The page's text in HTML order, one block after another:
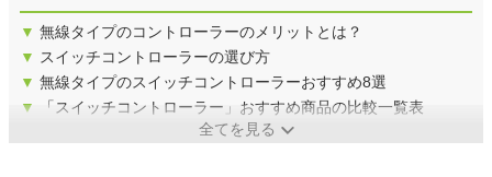
▼ 無線タイプのコントローラーのメリットとは？
▼ スイッチコントローラーの選び方
▼ 無線タイプのスイッチコントローラーおすすめ8選
▼
「スイッチコントローラー」おすすめ商品の比較一覧表
全てを見る